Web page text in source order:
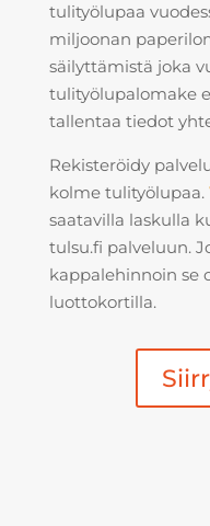
tulityölupaa
miljoonan
säilyttämistä joka
tulityölupalomake
tallentaa tiedot
Rekisteröidy
kolme tulityölupaa.
saatavilla laskulla
tulsu.fi palveluun.
kappalehinnoin se
luottokortilla.